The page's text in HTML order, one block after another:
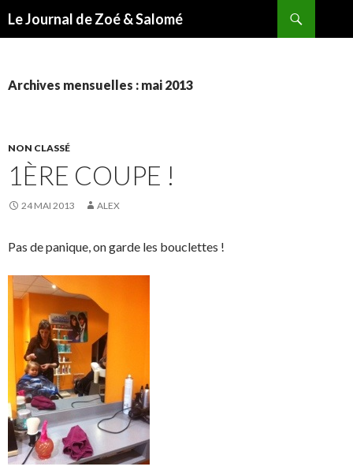
Le Journal de Zoé & Salomé
Archives mensuelles : mai 2013
NON CLASSÉ
1ÈRE COUPE !
24 MAI 2013 ALEX
Pas de panique, on garde les bouclettes !